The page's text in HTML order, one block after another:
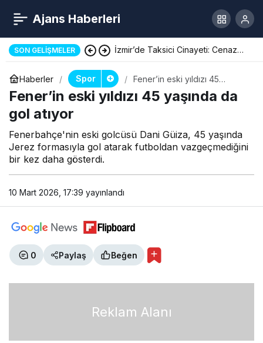
Ajans Haberleri
SON GELIŞMELER İzmir’de Taksici Cinayeti: Cenaze
Töreni Yapıldı
Haberler Spor
Fener’in eski yıldızı 45
yaşında da gol atıyor
Fener’in eski yıldızı 45 yaşında da
gol atıyor
Fenerbahçe'nin eski golcüsü Dani Güiza, 45 yaşında
Jerez formasıyla gol atarak futboldan vazgeçmediğini
bir kez daha gösterdi.
10 Mart 2026, 17:39 yayınlandı
0 Paylaş Beğen
Reklam Alanı